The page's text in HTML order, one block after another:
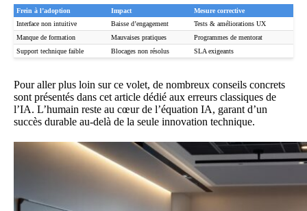
Frein à l’adoption Impact
Mesure corrective
Interface non intuitive
Baisse d’engagement
Tests & améliorations UX
Manque de formation
Mauvaises pratiques
Programmes de mentorat
Support technique faible
Blocages non résolus SLA exigeants
Pour aller plus loin sur ce volet, de nombreux conseils concrets
sont présentés dans cet article dédié aux erreurs classiques de
l’IA. L’humain reste au cœur de l’équation IA, garant d’un
succès durable au-delà de la seule innovation technique.